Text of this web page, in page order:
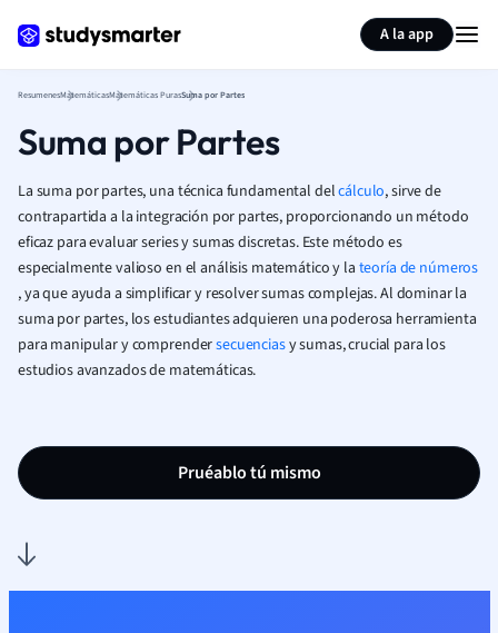
A la app
ResumenesMatemáticasMatemáticas PurasSuma por Partes
Suma por Partes
La suma por partes, una técnica fundamental delcálculo, sirve de
contrapartida a la integración por partes, proporcionando un método
eficaz para evaluar series y sumas discretas. Este método es
especialmente valioso en el análisis matemático y la teoría de números
, ya que ayuda a simplificar y resolver sumas complejas. Al dominar la
suma por partes, los estudiantes adquieren una poderosa herramienta
para manipular y comprendersecuenciasy sumas, crucial para los
estudios avanzados de matemáticas.
Pruéablo tú mismo
Resumir página